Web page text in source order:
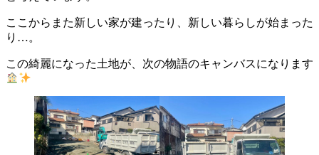
ここからまた新しい家が建ったり、新しい暮らしが始まった
り…。
この綺麗になった土地が、次の物語のキャンバスになります